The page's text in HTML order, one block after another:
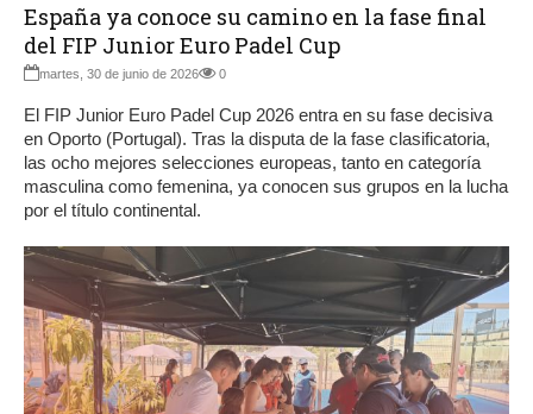
España ya conoce su camino en la fase final
del FIP Junior Euro Padel Cup
martes, 30 de junio de 2026 0
El FIP Junior Euro Padel Cup 2026 entra en su fase decisiva
en Oporto (Portugal). Tras la disputa de la fase clasificatoria,
las ocho mejores selecciones europeas, tanto en categoría
masculina como femenina, ya conocen sus grupos en la lucha
por el título continental.